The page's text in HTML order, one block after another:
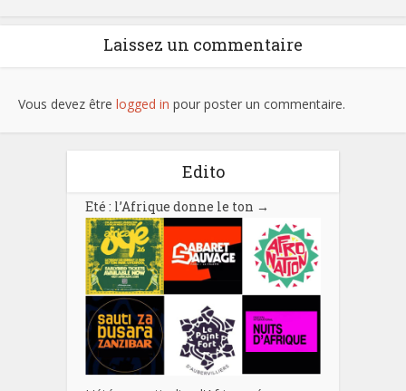
Laissez un commentaire
Vous devez être logged in pour poster un commentaire.
Edito
Eté : l’Afrique donne le ton →